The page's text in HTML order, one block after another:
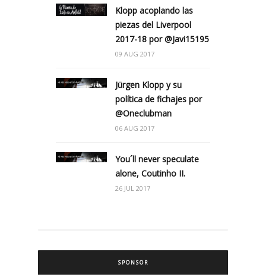
Klopp acoplando las
piezas del Liverpool
2017-18 por @Javi15195
09 AUG 2017
Jürgen Klopp y su
política de fichajes por
@Oneclubman
06 AUG 2017
You´ll never speculate
alone, Coutinho II.
26 JUL 2017
SPONSOR